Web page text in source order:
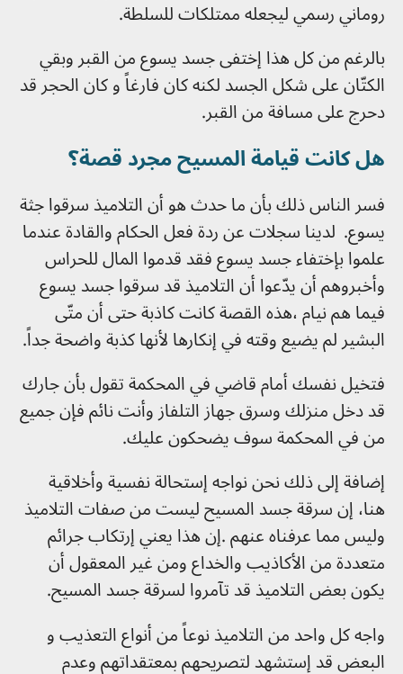
روماني رسمي ليجعله ممتلكات للسلطة.
بالرغم من كل هذا إختفى جسد يسوع من القبر وبقي
الكتّان على شكل الجسد لكنه كان فارغاً و كان الحجر قد
دحرج على مسافة من القبر.
هل كانت قيامة المسيح مجرد قصة؟
فسر الناس ذلك بأن ما حدث هو أن التلاميذ سرقوا جثة
يسوع. لدينا سجلات عن ردة فعل الحكام والقادة عندما
علموا بإختفاء جسد يسوع فقد قدموا المال للحراس
وأخبروهم أن يدّعوا أن التلاميذ قد سرقوا جسد يسوع
فيما هم نيام ،هذه القصة كانت كاذبة حتى أن متّى
البشير لم يضيع وقته في إنكارها لأنها كذبة واضحة جداً.
فتخيل نفسك أمام قاضي في المحكمة تقول بأن جارك
قد دخل منزلك وسرق جهاز التلفاز وأنت نائم فإن جميع
من في المحكمة سوف يضحكون عليك.
إضافة إلى ذلك نحن نواجه إستحالة نفسية وأخلاقية
هنا، إن سرقة جسد المسيح ليست من صفات التلاميذ
وليس مما عرفناه عنهم .إن هذا يعني إرتكاب جرائم
متعددة من الأكاذيب والخداع ومن غير المعقول أن
يكون بعض التلاميذ قد تآمروا لسرقة جسد المسيح.
واجه كل واحد من التلاميذ نوعاً من أنواع التعذيب و
البعض قد إستشهد لتصريحهم بمعتقداتهم وعدم